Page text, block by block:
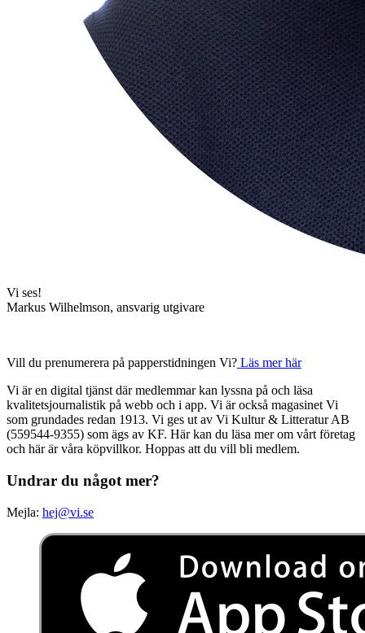
Vi ses!
Markus Wilhelmson, ansvarig utgivare
Vill du prenumerera på papperstidningen Vi? Läs mer här
Vi är en digital tjänst där medlemmar kan lyssna på och läsa
kvalitetsjournalistik på webb och i app. Vi är också magasinet Vi
som grundades redan 1913. Vi ges ut av Vi Kultur & Litteratur AB
(559544-9355) som ägs av KF. Här kan du läsa mer om vårt företag
och här är våra köpvillkor. Hoppas att du vill bli medlem.
Undrar du något mer?
Mejla: hej@vi.se